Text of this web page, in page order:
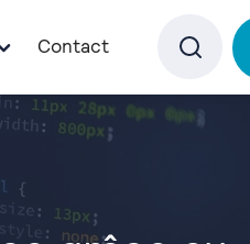
Contact